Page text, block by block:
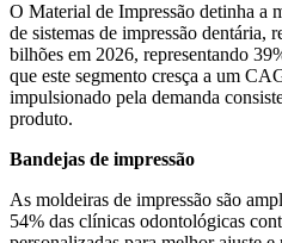
O Material de Impressão detinha a
de sistemas de impressão dentária,
bilhões em 2026, representando
que este segmento cresça a um
impulsionado pela demanda
produto.
Bandejas de impressão
As moldeiras de impressão são
54% das clínicas odontológicas